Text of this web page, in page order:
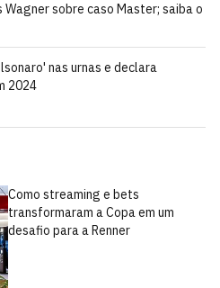
Wagner sobre caso Master; saiba o
nas urnas e declara
2024
Como streaming e bets
transformaram a Copa em um
desafio para a Renner